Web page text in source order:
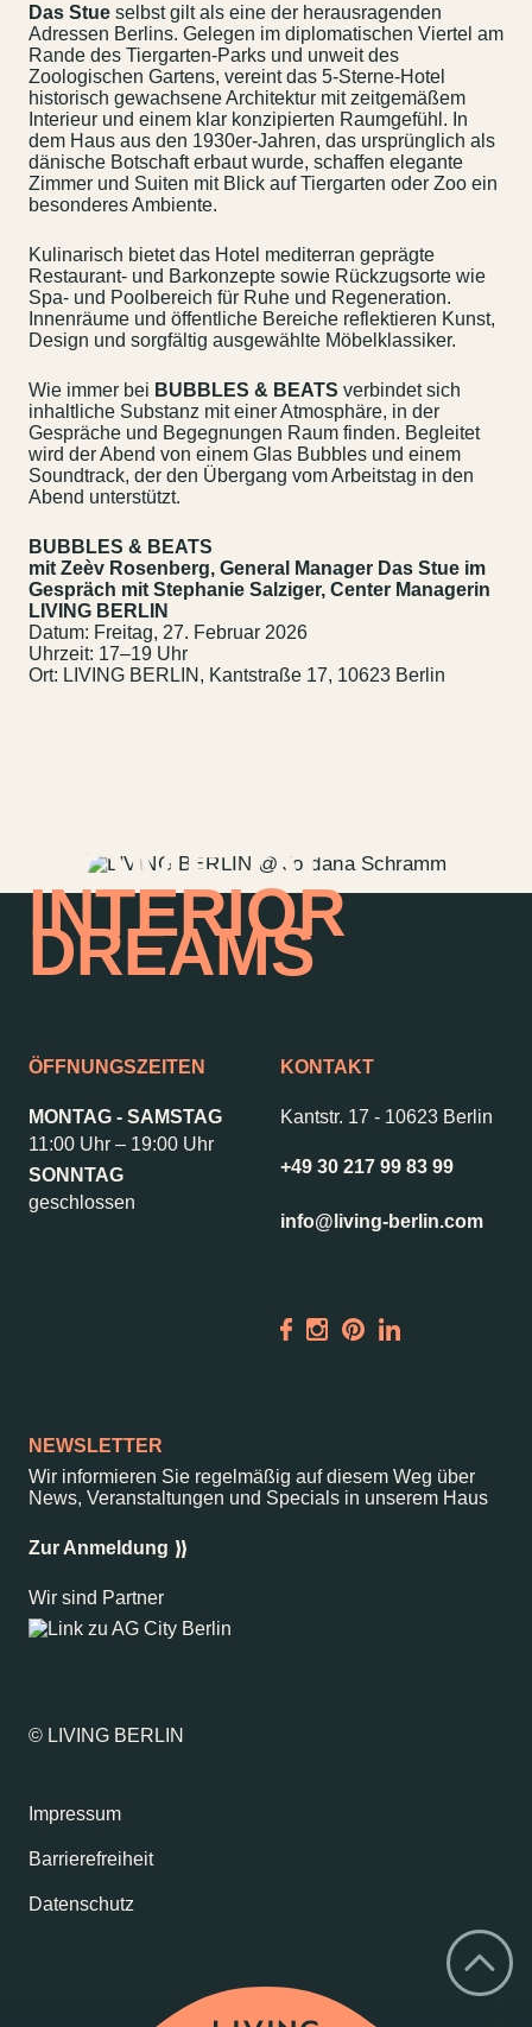
Kontakt
Jobs
Anfahrt & Parken
Nachhaltigkeit
Vermietung
ALICE Rooftop &
Garden
Newsletter
Das Stue selbst gilt als eine der herausragenden
Adressen Berlins. Gelegen im diplomatischen Viertel am
Rande des Tiergarten-Parks und unweit des
Zoologischen Gartens, vereint das 5-Sterne-Hotel
historisch gewachsene Architektur mit zeitgemäßem
Interieur und einem klar konzipierten Raumgefühl. In
dem Haus aus den 1930er-Jahren, das ursprünglich als
dänische Botschaft erbaut wurde, schaffen elegante
Zimmer und Suiten mit Blick auf Tiergarten oder Zoo ein
besonderes Ambiente.
Kulinarisch bietet das Hotel mediterran geprägte
Restaurant- und Barkonzepte sowie Rückzugsorte wie
Spa- und Poolbereich für Ruhe und Regeneration.
Innenräume und öffentliche Bereiche reflektieren Kunst,
Design und sorgfältig ausgewählte Möbelklassiker.
Wie immer bei BUBBLES & BEATS verbindet sich
inhaltliche Substanz mit einer Atmosphäre, in der
Gespräche und Begegnungen Raum finden. Begleitet
wird der Abend von einem Glas Bubbles und einem
Soundtrack, der den Übergang vom Arbeitstag in den
Abend unterstützt.
BUBBLES & BEATS
mit Zeèv Rosenberg, General Manager Das Stue im
Gespräch mit Stephanie Salziger, Center Managerin
LIVING BERLIN
Datum: Freitag, 27. Februar 2026
Uhrzeit: 17–19 Uhr
Ort: LIVING BERLIN, Kantstraße 17, 10623 Berlin
HOME OF
INTERIOR
DREAMS
ÖFFNUNGSZEITEN
MONTAG - SAMSTAG
11:00 Uhr – 19:00 Uhr
SONNTAG
geschlossen
KONTAKT
Kantstr. 17 - 10623 Berlin
+49 30 217 99 83 99
info@living-berlin.com
NEWSLETTER
Wir informieren Sie regelmäßig auf diesem Weg über
News, Veranstaltungen und Specials in unserem Haus
Zur Anmeldung
Wir sind Partner
© LIVING BERLIN
Impressum
Barrierefreiheit
Datenschutz